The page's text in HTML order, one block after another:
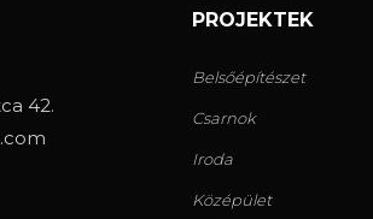
42.
PROJEKTEK
Belsőépítészet
Csarnok
Iroda
Középület